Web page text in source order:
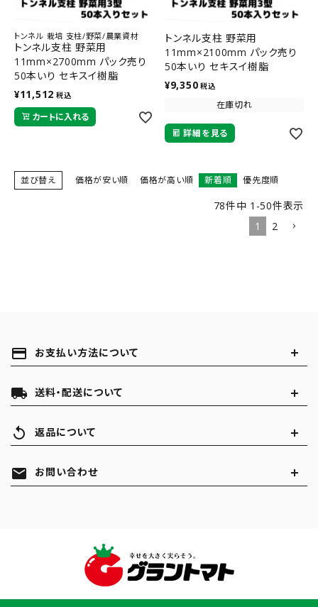
トンネル 栽培 支柱/野菜/農業資材
トンネル支柱 野菜用
11mm×2700mm パック売り
50本いり セキスイ樹脂
¥11,512 税込
カートに入れる
トンネル支柱 野菜用
11mm×2100mm パック売り
50本いり セキスイ樹脂
¥9,350 税込
在庫切れ
詳細を見る
並び替え 価格が安い順 価格が高い順 新着順 優先度順
78件中 1 -50件表示
1
2
payment お支払い方法について
local_shipping 送料・配送について
replay 返品について
mail お問い合わせ